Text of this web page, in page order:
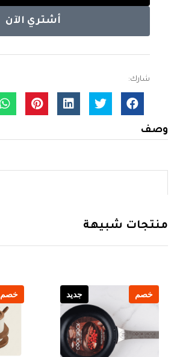
أشتري الآن
شارك:
وصف
منتجات شبيهة
خصم جديد خصم